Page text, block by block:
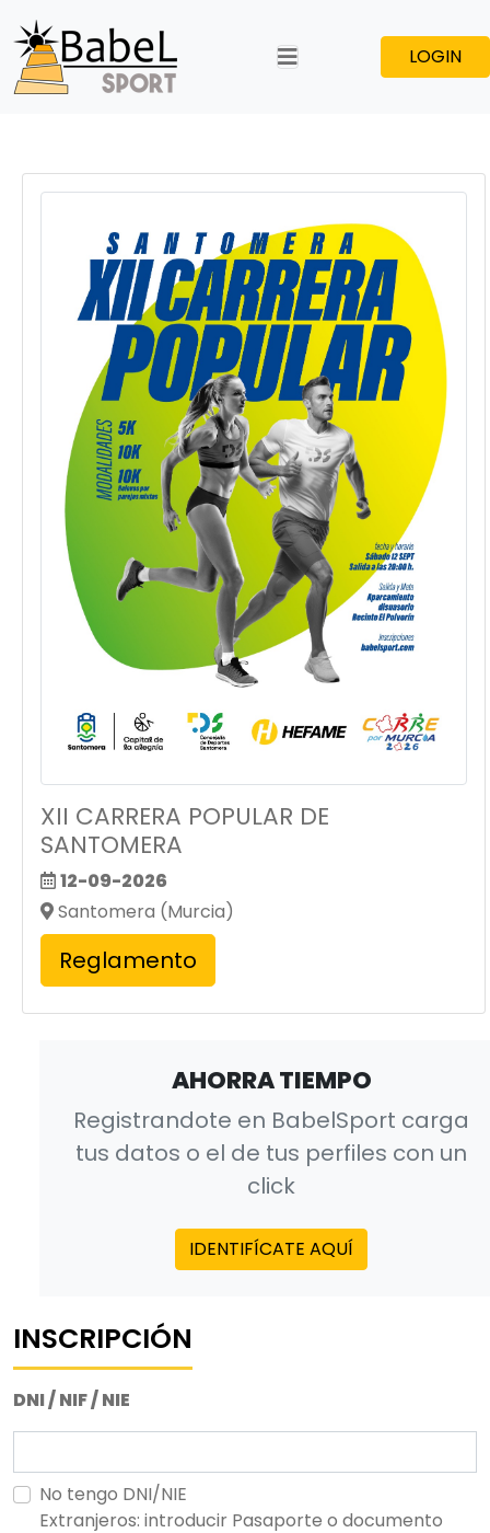
LOGIN
XII CARRERA POPULAR DE
SANTOMERA
12-09-2026
Santomera (Murcia)
Reglamento
AHORRA TIEMPO
Registrandote en BabelSport carga
tus datos o el de tus perfiles con un
click
IDENTIFÍCATE AQUÍ
INSCRIPCIÓN
DNI / NIF / NIE
No tengo DNI/NIE
Extranjeros: introducir Pasaporte o documento